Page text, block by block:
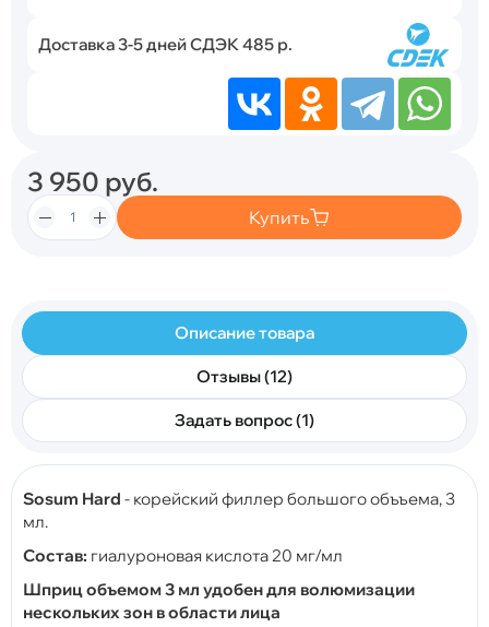
Доставка 3-5 дней СДЭК 485 р.
3 950 руб.
Купить
Описание товара
Отзывы (12)
Задать вопрос (1)
Sosum Hard - корейский филлер большого объъема, 3
мл.
Состав: гиалуроновая кислота 20 мг/мл
Шприц объемом 3 мл удобен для волюмизации
нескольких зон в области лица